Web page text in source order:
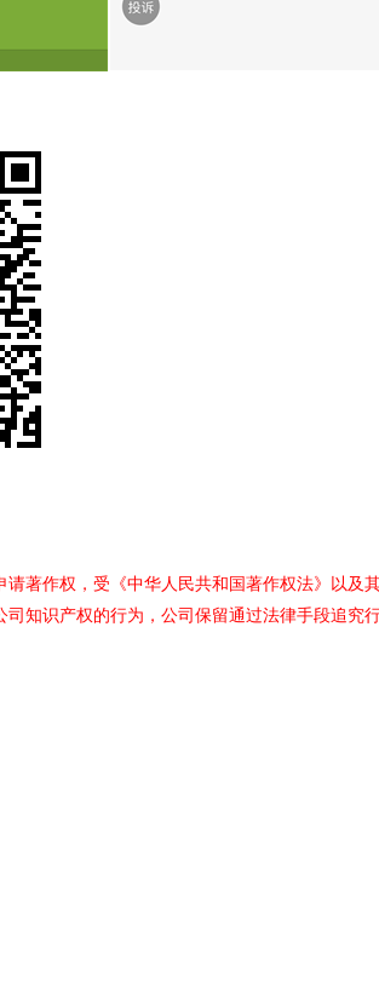
著作权，受《中华人民共和国著作权法》以及
知识产权的行为，公司保留通过法律手段追究